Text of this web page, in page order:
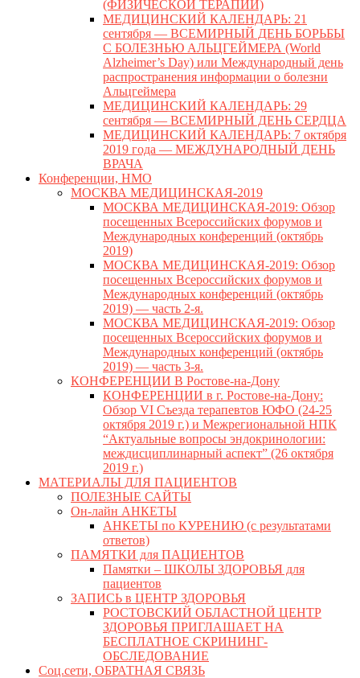
(ФИЗИЧЕСКОЙ ТЕРАПИИ)
МЕДИЦИНСКИЙ КАЛЕНДАРЬ: 21
сентября — ВСЕМИРНЫЙ ДЕНЬ БОРЬБЫ
С БОЛЕЗНЬЮ АЛЬЦГЕЙМЕРА (World
Alzheimer’s Day) или Международный день
распространения информации о болезни
Альцгеймера
МЕДИЦИНСКИЙ КАЛЕНДАРЬ: 29
сентября — ВСЕМИРНЫЙ ДЕНЬ СЕРДЦА
МЕДИЦИНСКИЙ КАЛЕНДАРЬ: 7 октября
2019 года — МЕЖДУНАРОДНЫЙ ДЕНЬ
ВРАЧА
Конференции, НМО
МОСКВА МЕДИЦИНСКАЯ-2019
МОСКВА МЕДИЦИНСКАЯ-2019: Обзор
посещенных Всероссийских форумов и
Международных конференций (октябрь
2019)
МОСКВА МЕДИЦИНСКАЯ-2019: Обзор
посещенных Всероссийских форумов и
Международных конференций (октябрь
2019) — часть 2-я.
МОСКВА МЕДИЦИНСКАЯ-2019: Обзор
посещенных Всероссийских форумов и
Международных конференций (октябрь
2019) — часть 3-я.
КОНФЕРЕНЦИИ В Ростове-на-Дону
КОНФЕРЕНЦИИ в г. Ростове-на-Дону:
Обзор VI Съезда терапевтов ЮФО (24-25
октября 2019 г.) и Межрегиональной НПК
“Актуальные вопросы эндокринологии:
междисциплинарный аспект” (26 октября
2019 г.)
МАТЕРИАЛЫ ДЛЯ ПАЦИЕНТОВ
ПОЛЕЗНЫЕ САЙТЫ
Он-лайн АНКЕТЫ
АНКЕТЫ по КУРЕНИЮ (с результатами
ответов)
ПАМЯТКИ для ПАЦИЕНТОВ
Памятки – ШКОЛЫ ЗДОРОВЬЯ для
пациентов
ЗАПИСЬ в ЦЕНТР ЗДОРОВЬЯ
РОСТОВСКИЙ ОБЛАСТНОЙ ЦЕНТР
ЗДОРОВЬЯ ПРИГЛАШАЕТ НА
БЕСПЛАТНОЕ СКРИНИНГ-
ОБСЛЕДОВАНИЕ
Соц.сети, ОБРАТНАЯ СВЯЗЬ